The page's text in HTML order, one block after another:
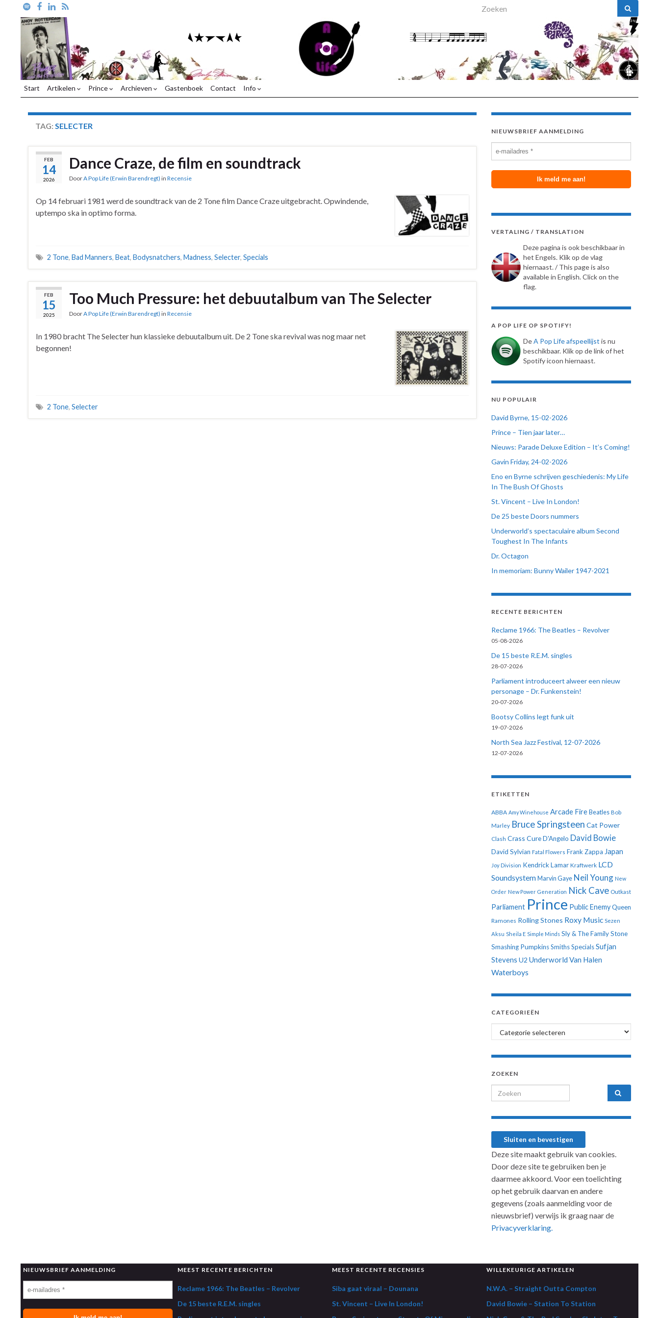
Search for:
Start Artikelen Prince Archieven Gastenboek Contact Info
TAG: SELECTER
FEB
14
2026
Dance Craze, de film en soundtrack
DoorA Pop Life (Erwin Barendregt) in Recensie
Op 14 februari 1981 werd de soundtrack van de 2 Tone film Dance Craze uitgebracht. Opwindende,
uptempo ska in optimo forma.
2 Tone, Bad Manners, Beat, Bodysnatchers, Madness, Selecter, Specials
FEB
15
2025
Too Much Pressure: het debuutalbum van The Selecter
DoorA Pop Life (Erwin Barendregt) in Recensie
In 1980 bracht The Selecter hun klassieke debuutalbum uit. De 2 Tone ska revival was nog maar net
begonnen!
2 Tone, Selecter
NIEUWSBRIEF AANMELDING
VERTALING / TRANSLATION
Deze pagina is ook beschikbaar in
het Engels. Klik op de vlag
hiernaast. / This page is also
available in English. Click on the
flag.
A POP LIFE OP SPOTIFY!
DeA Pop Life afspeellijst is nu
beschikbaar. Klik op de link of het
Spotify icoon hiernaast.
NU POPULAIR
David Byrne, 15-02-2026
Prince – Tien jaar later…
Nieuws: Parade Deluxe Edition – It’s Coming!
Gavin Friday, 24-02-2026
Eno en Byrne schrijven geschiedenis: My Life
In The Bush Of Ghosts
St. Vincent – Live In London!
De 25 beste Doors nummers
Underworld’s spectaculaire album Second
Toughest In The Infants
Dr. Octagon
In memoriam: Bunny Wailer 1947-2021
RECENTE BERICHTEN
Reclame 1966: The Beatles – Revolver
05-08-2026
De 15 beste R.E.M. singles
28-07-2026
Parliament introduceert alweer een nieuw
personage – Dr. Funkenstein!
20-07-2026
Bootsy Collins legt funk uit
19-07-2026
North Sea Jazz Festival, 12-07-2026
12-07-2026
ETIKETTEN
ABBA Amy Winehouse Arcade Fire Beatles Bob
Marley Bruce Springsteen Cat Power
Clash Crass CureD'Angelo David Bowie
David Sylvian Fatal Flowers Frank Zappa Japan
Joy Division Kendrick Lamar Kraftwerk LCD
Soundsystem Marvin Gaye Neil Young New
Order New Power Generation Nick Cave Outkast
Parliament Prince Public EnemyQueen
Ramones Rolling Stones Roxy Music Sezen
Aksu Sheila E Simple Minds Sly & The Family Stone
Smashing PumpkinsSmithsSpecialsSufjan
Stevens U2 Underworld Van Halen
Waterboys
CATEGORIEËN
Categorieën
ZOEKEN
Search for:
Deze site maakt gebruik van cookies.
Door deze site te gebruiken ben je
daarmee akkoord. Voor een toelichting
op het gebruik daarvan en andere
gegevens (zoals aanmelding voor de
nieuwsbrief) verwijs ik graag naar de
Privacyverklaring.
NIEUWSBRIEF AANMELDING MEEST RECENTE BERICHTEN
Reclame 1966: The Beatles – Revolver
De 15 beste R.E.M. singles
MEEST RECENTE RECENSIES
Siba gaat viraal – Dounana
St. Vincent – Live In London!
WILLEKEURIGE ARTIKELEN
N.W.A. – Straight Outta Compton
David Bowie – Station To Station